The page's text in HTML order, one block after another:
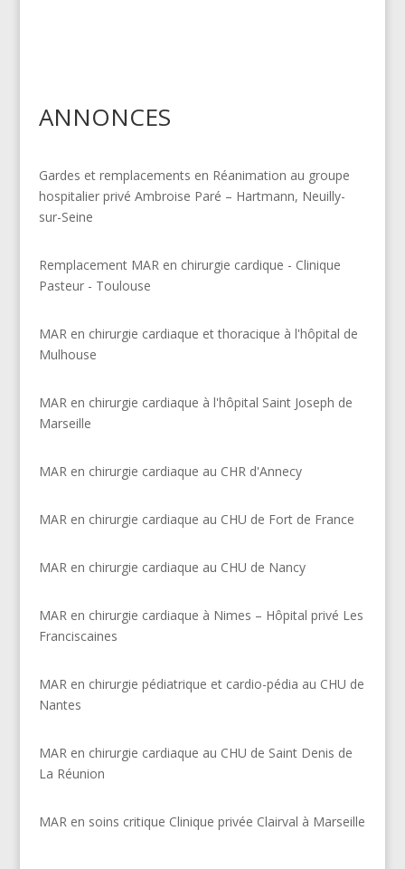
ANNONCES
Gardes et remplacements en Réanimation au groupe
hospitalier privé Ambroise Paré – Hartmann, Neuilly-
sur-Seine
Remplacement MAR en chirurgie cardique - Clinique
Pasteur - Toulouse
MAR en chirurgie cardiaque et thoracique à l'hôpital de
Mulhouse
MAR en chirurgie cardiaque à l'hôpital Saint Joseph de
Marseille
MAR en chirurgie cardiaque au CHR d'Annecy
MAR en chirurgie cardiaque au CHU de Fort de France
MAR en chirurgie cardiaque au CHU de Nancy
MAR en chirurgie cardiaque à Nimes – Hôpital privé Les
Franciscaines
MAR en chirurgie pédiatrique et cardio-pédia au CHU de
Nantes
MAR en chirurgie cardiaque au CHU de Saint Denis de
La Réunion
MAR en soins critique Clinique privée Clairval à Marseille